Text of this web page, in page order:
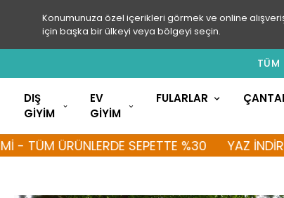
Konumunuza özel içerikleri görmek ve online
için başka bir ülkeyi veya bölgeyi seçin.
TÜM
DIŞ
GİYİM
EV
GİYİM
FULARLAR
ÜRÜNLERDE SEPETTE %30 YAZ İNDİRİMİ -